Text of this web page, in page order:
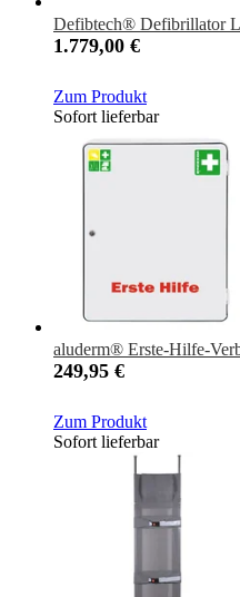
Defibtech® Defibrillator
1.779,00 €
Zum Produkt
Sofort lieferbar
aluderm® Erste-Hilfe-
249,95 €
Zum Produkt
Sofort lieferbar